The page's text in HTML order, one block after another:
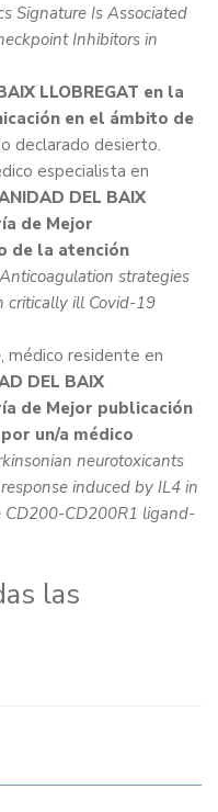
Signature Is Associated
Inhibitors in
LLOBREGAT en la
en el ámbito de
declarado desierto.
especialista en
DEL BAIX
de Mejor
de la atención
Anticoagulation strategies
critically ill Covid-19
, médico residente en
DEL BAIX
de Mejor publicación
un/a médico
neurotoxicants
induced by IL4 in
CD200R1 ligand-
las